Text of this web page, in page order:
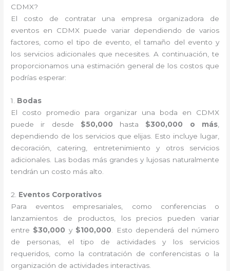
CDMX?
El costo de contratar una empresa organizadora de
eventos en CDMX puede variar dependiendo de varios
factores, como el tipo de evento, el tamaño del evento y
los servicios adicionales que necesites. A continuación, te
proporcionamos una estimación general de los costos que
podrías esperar:
1. Bodas
El costo promedio para organizar una boda en CDMX
puede ir desde $50,000 hasta $300,000 o más,
dependiendo de los servicios que elijas. Esto incluye lugar,
decoración, catering, entretenimiento y otros servicios
adicionales. Las bodas más grandes y lujosas naturalmente
tendrán un costo más alto.
2. Eventos Corporativos
Para eventos empresariales, como conferencias o
lanzamientos de productos, los precios pueden variar
entre $30,000 y $100,000 . Esto dependerá del número
de personas, el tipo de actividades y los servicios
requeridos, como la contratación de conferencistas o la
organización de actividades interactivas.